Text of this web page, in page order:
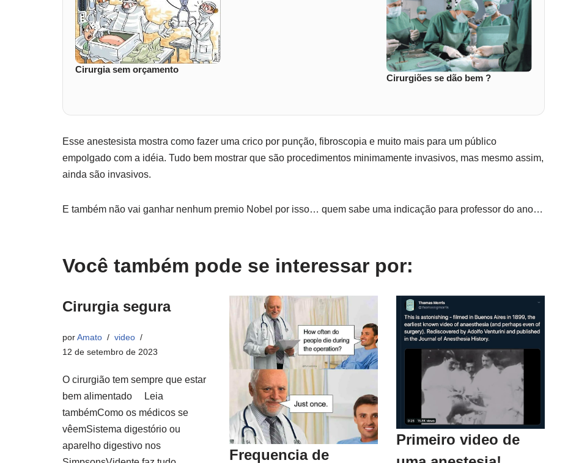
Cirurgia sem orçamento
Cirurgiões se dão bem ?
Esse anestesista mostra como fazer uma crico por punção, fibroscopia e muito mais para um público
empolgado com a idéia. Tudo bem mostrar que são procedimentos minimamente invasivos, mas mesmo assim,
ainda são invasivos.
E também não vai ganhar nenhum premio Nobel por isso… quem sabe uma indicação para professor do ano…
Você também pode se interessar por:
Cirurgia segura
porAmato
video
12 de setembro de 2023
O cirurgião tem sempre que estar
bem alimentado Leia
tambémComo os médicos se
vêemSistema digestório ou
aparelho digestivo nos
Frequencia de
Primeiro video de